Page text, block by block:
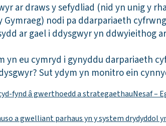
ar draws y sefydliad (nid yn unig y
nodi pa ddarpariaeth
ar gael i ddysgwyr yn ddwyieithog
yn eu cymryd i gynyddu darpariaeth
Sut ydym yn monitro ein
fynd â gwerthoedd a strategaethauNesaf –
a gwelliant parhaus yn y system drydyddol